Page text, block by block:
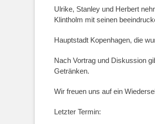
Ulrike, Stanley und Herbert
Klintholm mit seinen
Hauptstadt Kopenhagen, die
Nach Vortrag und Diskussion
Getränken.
Wir freuen uns auf ein
Letzter Termin: